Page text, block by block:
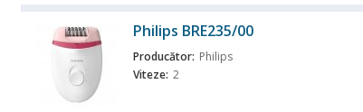
Philips BRE235/00
Producător: Philips
Viteze: 2